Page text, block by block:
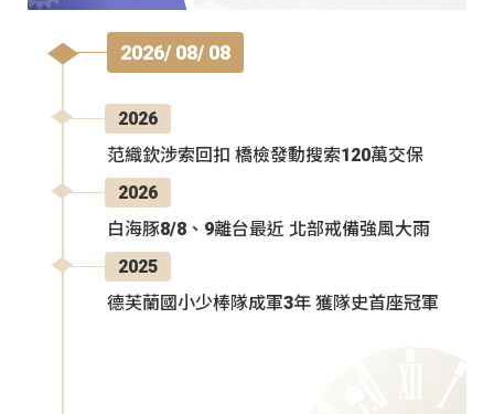
2026/ 08/ 08
2026
范織欽涉索回扣 橋檢發動搜索120萬交保
2026
白海豚8/8、9離台最近 北部戒備強風大雨
2025
德芙蘭國小少棒隊成軍3年 獲隊史首座冠軍